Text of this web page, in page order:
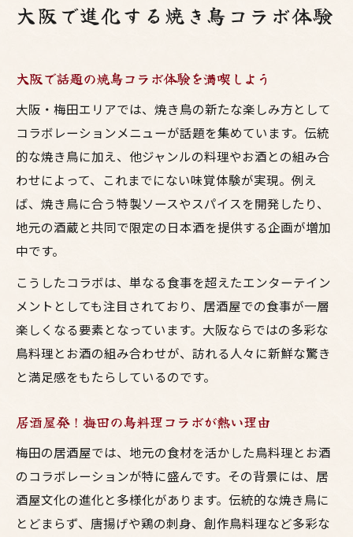
焼鳥とお酒が梅田で注目される理由とは
背景
大阪で鳥料理と焼鳥の新トレンドが生まれ
る訳
お酒と焼鳥の新提案が梅田で広がる仕組み
居酒屋が生み出す鳥料理コラボの広がり方
居酒屋選びに迷ったら注目の鳥料理
大阪の居酒屋で焼鳥コラボ鳥料理を楽しむ
梅田で選ぶべきお酒と鳥料理の組み合わせ
居酒屋が提案する新感覚の焼鳥コラボ鳥料
理
大阪の鳥料理は焼鳥とお酒で進化する理由
焼鳥とお酒を通じた梅田の楽しみ方
焼鳥とお酒で過ごす梅田の特別な居酒屋時
鳥料理コラボが彩る梅田の楽しみ方とは
居酒屋で味わう大阪の焼鳥とお酒の魅力
大阪で進化する焼き鳥コラボ体験
大阪で話題の焼鳥コラボ体験を満喫しよう
大阪・梅田エリアでは、焼き鳥の新たな楽しみ方として
コラボレーションメニューが話題を集めています。伝統
的な焼き鳥に加え、他ジャンルの料理やお酒との組み合
わせによって、これまでにない味覚体験が実現。例え
ば、焼き鳥に合う特製ソースやスパイスを開発したり、
地元の酒蔵と共同で限定の日本酒を提供する企画が増加
中です。
こうしたコラボは、単なる食事を超えたエンターテイン
メントとしても注目されており、居酒屋での食事が一層
楽しくなる要素となっています。大阪ならではの多彩な
鳥料理とお酒の組み合わせが、訪れる人々に新鮮な驚き
と満足感をもたらしているのです。
居酒屋発！梅田の鳥料理コラボが熱い理由
梅田の居酒屋では、地元の食材を活かした鳥料理とお酒
のコラボレーションが特に盛んです。その背景には、居
酒屋文化の進化と多様化があります。伝統的な焼き鳥に
とどまらず、唐揚げや鶏の刺身、創作鳥料理など多彩な